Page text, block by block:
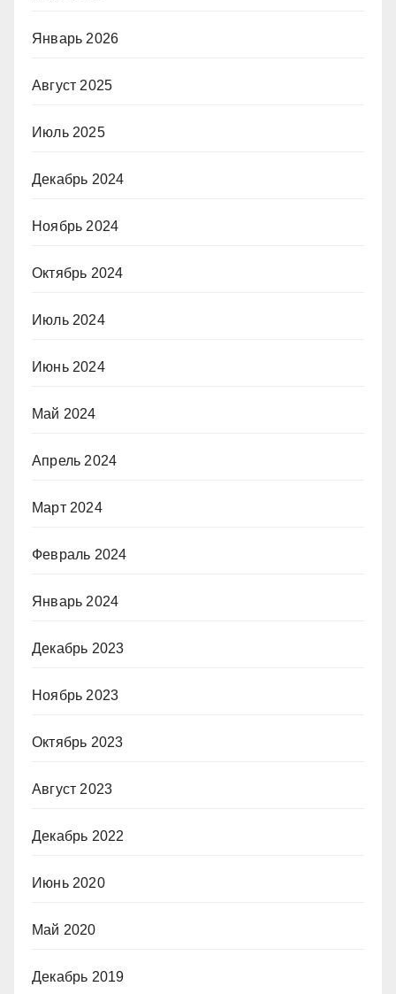
Январь 2026
Август 2025
Июль 2025
Декабрь 2024
Ноябрь 2024
Октябрь 2024
Июль 2024
Июнь 2024
Май 2024
Апрель 2024
Март 2024
Февраль 2024
Январь 2024
Декабрь 2023
Ноябрь 2023
Октябрь 2023
Август 2023
Декабрь 2022
Июнь 2020
Май 2020
Декабрь 2019